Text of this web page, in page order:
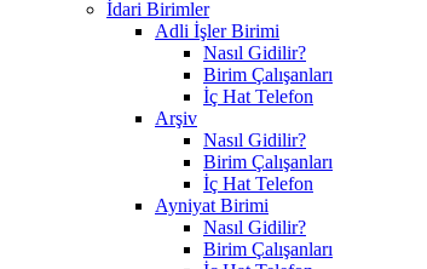
İdari Birimler
Adli İşler Birimi
Nasıl Gidilir?
Birim Çalışanları
İç Hat Telefon
Arşiv
Nasıl Gidilir?
Birim Çalışanları
İç Hat Telefon
Ayniyat Birimi
Nasıl Gidilir?
Birim Çalışanları